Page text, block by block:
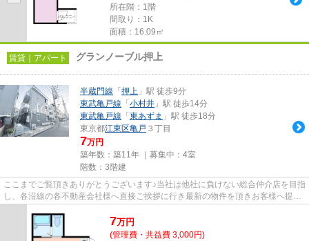
所在階：1階
間取り：1K
面積：16.09㎡
賃貸｜アパート グランノーブル押上
半蔵門線 「 押上 」駅 徒歩9分
東武亀戸線 「 小村井 」駅 徒歩14分
東武亀戸線 「 東あずま 」駅 徒歩18分
東京都江東区亀戸 ３丁目
7万円
築年数：築11年 ｜募集中： 4室
階数：3階建
ここまでご覧頂きありがとうございます♪当社は他社に負けない総合仲介店を目指
し、各沿線の各不動産会社様へ直接ご挨拶に行き最新の物件を頂きお客様へ提供
7万円
(管理費・共益費 3,000円)